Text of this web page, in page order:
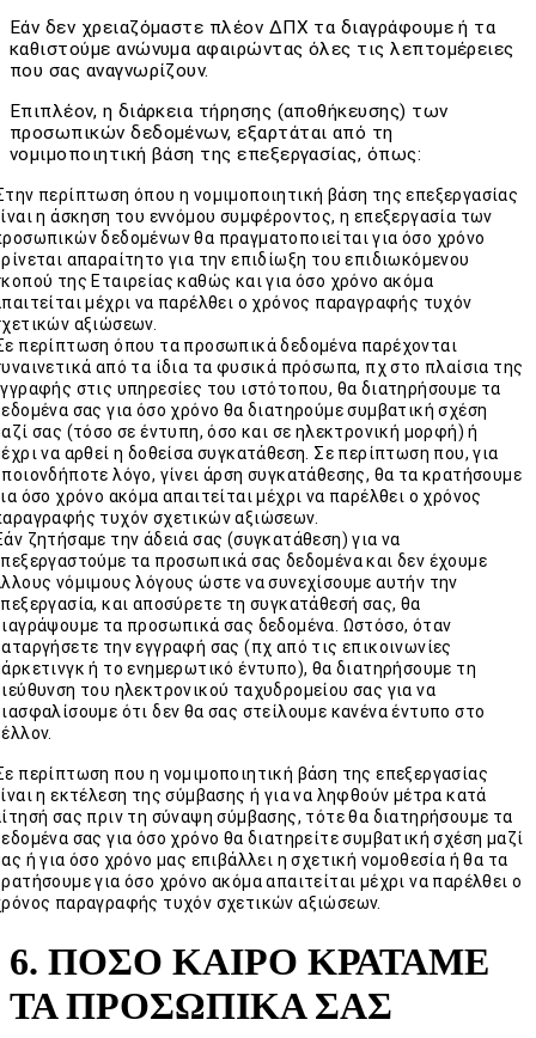
Εάν δεν χρειαζόμαστε πλέον ΔΠΧ τα διαγράφουμε ή τα
καθιστούμε ανώνυμα αφαιρώντας όλες τις λεπτομέρειες
που σας αναγνωρίζουν.
Επιπλέον, η διάρκεια τήρησης (αποθήκευσης) των
προσωπικών δεδομένων, εξαρτάται από τη
νομιμοποιητική βάση της επεξεργασίας, όπως:
περίπτωση όπου η νομιμοποιητική βάση της επεξεργασίας
η άσκηση του εννόμου συμφέροντος, η επεξεργασία των
δεδομένων θα πραγματοποιείται για όσο χρόνο
απαραίτητο για την επιδίωξη του επιδιωκόμενου
της Εταιρείας καθώς και για όσο χρόνο ακόμα
μέχρι να παρέλθει ο χρόνος παραγραφής τυχόν
αξιώσεων.
περίπτωση όπου τα προσωπικά δεδομένα παρέχονται
από τα ίδια τα φυσικά πρόσωπα, πχ στο πλαίσια της
στις υπηρεσίες του ιστότοπου, θα διατηρήσουμε τα
σας για όσο χρόνο θα διατηρούμε συμβατική σχέση
σας (τόσο σε έντυπη, όσο και σε ηλεκτρονική μορφή) ή
να αρθεί η δοθείσα συγκατάθεση. Σε περίπτωση που, για
λόγο, γίνει άρση συγκατάθεσης, θα τα κρατήσουμε
όσο χρόνο ακόμα απαιτείται μέχρι να παρέλθει ο χρόνος
τυχόν σχετικών αξιώσεων.
ζητήσαμε την άδειά σας (συγκατάθεση) για να
τα προσωπικά σας δεδομένα και δεν έχουμε
νόμιμους λόγους ώστε να συνεχίσουμε αυτήν την
και αποσύρετε τη συγκατάθεσή σας, θα
τα προσωπικά σας δεδομένα. Ωστόσο, όταν
την εγγραφή σας (πχ από τις επικοινωνίες
ή το ενημερωτικό έντυπο), θα διατηρήσουμε τη
του ηλεκτρονικού ταχυδρομείου σας για να
ότι δεν θα σας στείλουμε κανένα έντυπο στο
περίπτωση που η νομιμοποιητική βάση της επεξεργασίας
η εκτέλεση της σύμβασης ή για να ληφθούν μέτρα κατά
σας πριν τη σύναψη σύμβασης, τότε θα διατηρήσουμε τα
σας για όσο χρόνο θα διατηρείτε συμβατική σχέση μαζί
ή για όσο χρόνο μας επιβάλλει η σχετική νομοθεσία ή θα τα
για όσο χρόνο ακόμα απαιτείται μέχρι να παρέλθει ο
παραγραφής τυχόν σχετικών αξιώσεων.
6. ΠΟΣΟ ΚΑΙΡΟ ΚΡΑΤΑΜΕ
ΤΑ ΠΡΟΣΩΠΙΚΑ ΣΑΣ